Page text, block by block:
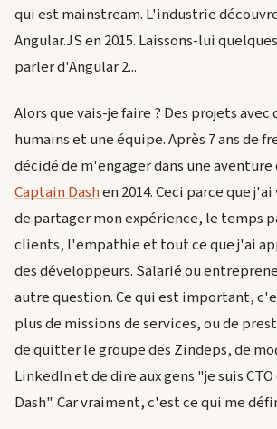
qui est mainstream. L'industrie
Angular.JS en 2015. Laissons-lui
parler d'Angular 2...
Alors que vais-je faire ? Des projets avec
humains et une équipe. Après 7 ans de
décidé de m'engager dans une aventure
Captain Dashen 2014. Ceci parce que
de partager mon expérience, le temps
clients, l'empathie et tout ce que j'ai
des développeurs. Salarié ou
autre question. Ce qui est important,
plus de missions de services, ou de
de quitter le groupe des Zindeps, de
LinkedIn et de dire aux gens "je suis
Dash". Car vraiment, c'est ce qui me